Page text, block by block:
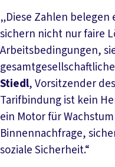
„Diese Zahlen
sichern nicht nur faire
Arbeitsbedingungen,
Stiedl, Vorsitzender
Tarifbindung ist kein
ein Motor für
Binnennachfrage,
soziale Sicherheit.“